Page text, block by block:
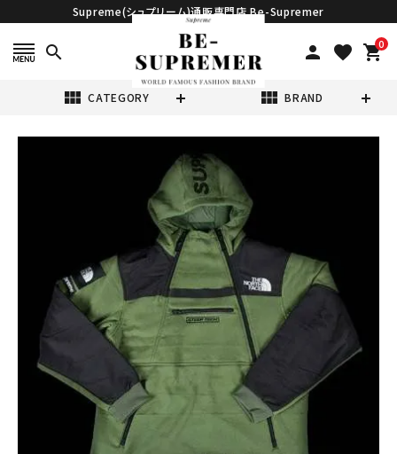
Supreme(シュプリーム)通販専門店 Be-Supremer
search person favorite 0
shopping_cart
view_module CATEGORY view_module BRAND
Supreme シュプ
リーム 16SS
The North
Face Steep
¥118,800